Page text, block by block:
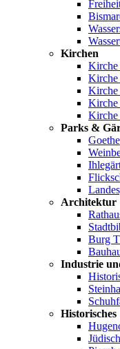
Kirchen
Kirche
Kirche
Kirche
Kirche
Parks &
Architektur
Burg
Industrie
Historisches